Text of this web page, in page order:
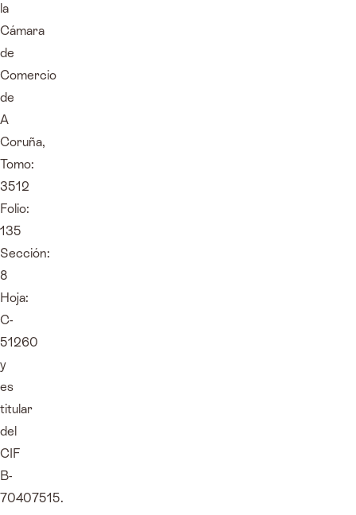
la
Cámara
de
Comercio
de
A
Coruña,
Tomo:
3512
Folio:
135
Sección:
8
Hoja:
C-
51260
y
es
titular
del
CIF
B-
70407515.